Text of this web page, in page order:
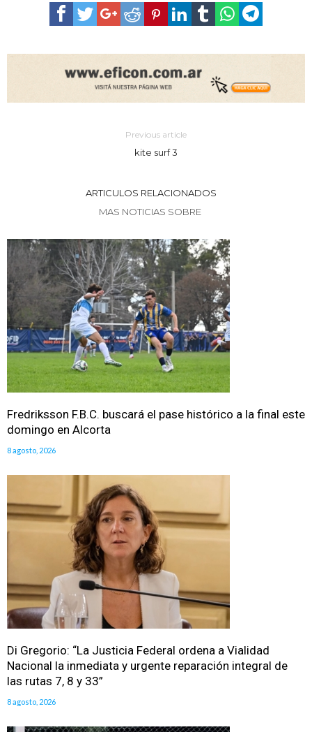
Previous article
kite surf 3
ARTICULOS RELACIONADOS
MAS NOTICIAS SOBRE
Fredriksson F.B.C. buscará el pase histórico a la final este
domingo en Alcorta
8 agosto, 2026
Di Gregorio: “La Justicia Federal ordena a Vialidad
Nacional la inmediata y urgente reparación integral de
las rutas 7, 8 y 33”
8 agosto, 2026